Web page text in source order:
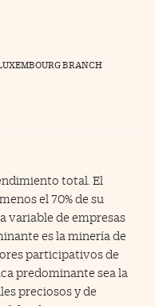
BRANCH
total. El
el 70% de su
variable de empresas
es la minería de
participativos de
predominante sea la
preciosos y de